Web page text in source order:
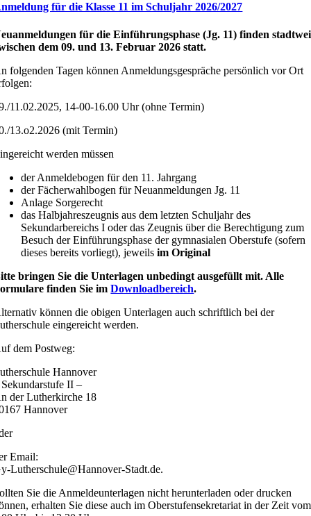
für die Klasse 11 im Schuljahr 2026/2027
für die Einführungsphase (Jg. 11) finden
dem 09. und 13. Februar 2026 statt.
folgenden Tagen können Anmeldungsgespräche persönlich vor Ort
11.02.2025, 14-00-16.00 Uhr (ohne Termin)
13.o2.2026 (mit Termin)
werden müssen
der Anmeldebogen für den 11. Jahrgang
der Fächerwahlbogen für Neuanmeldungen Jg. 11
Anlage Sorgerecht
das Halbjahreszeugnis aus dem letzten Schuljahr des
Sekundarbereichs I oder das Zeugnis über die Berechtigung zum
Besuch der Einführungsphase der gymnasialen Oberstufe (sofern
dieses bereits vorliegt), jeweilsim Original
bringen Sie die Unterlagen unbedingt ausgefüllt mit. Alle
finden Sie imDownloadbereich.
können die obigen Unterlagen auch schriftlich bei der
eingereicht werden.
dem Postweg:
Hannover
II –
der Lutherkirche 18
Hannover
Email:
Lutherschule@Hannover-Stadt.de.
Sie die Anmeldeunterlagen nicht herunterladen oder drucken
erhalten Sie diese auch im Oberstufensekretariat in der Zeit vom